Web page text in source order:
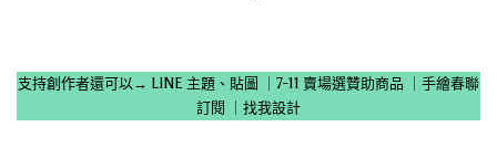
支持創作者還可以→ LINE 主題、貼圖 7-11 賣場選贊助商品
手繪春聯
訂閱
找我設計